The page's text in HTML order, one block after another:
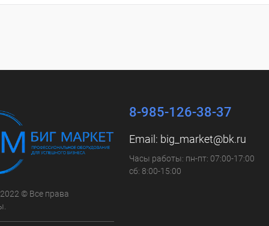
© Все права
8-985-126-38-37
Email: big_market@bk.ru
Часы работы: пн-пт: 07:00-17:00
сб: 8:00-15:00